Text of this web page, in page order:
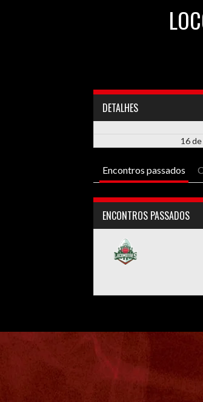
DETALHES
16
Encontros passados
ENCONTROS PASSADOS